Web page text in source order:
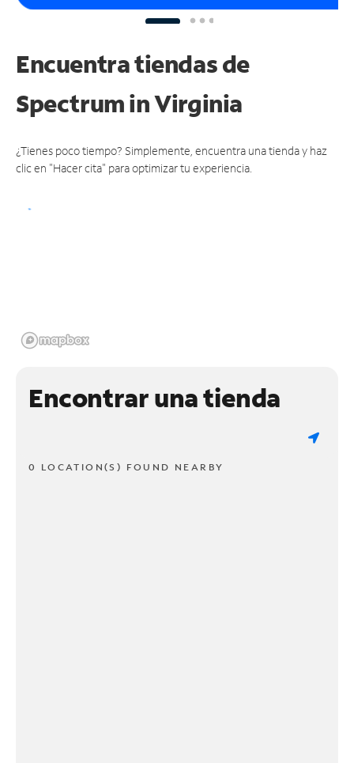
Encuentra tiendas de
Spectrumin Virginia
¿Tienes poco tiempo? Simplemente, encuentra una tienda y haz
clic en "Hacer cita" para optimizar tu experiencia.
Encontrar una tienda
0 LOCATION(S) FOUND NEARBY